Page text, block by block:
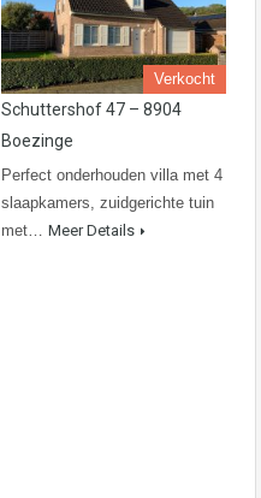
Verkocht
Schuttershof 47 – 8904
Boezinge
Perfect onderhouden villa met 4
slaapkamers, zuidgerichte tuin
met… Meer Details